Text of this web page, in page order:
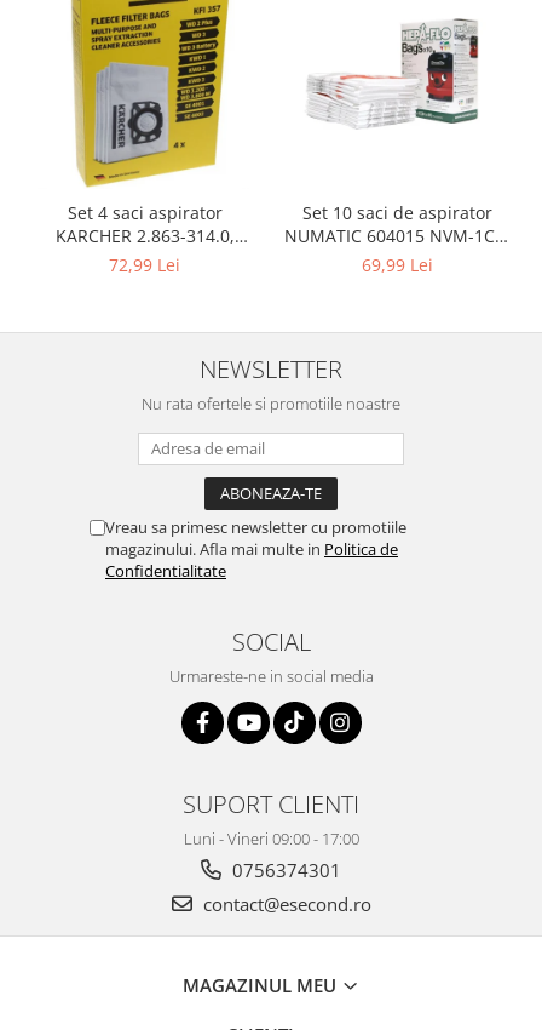
Maternitate
Petshop
Accesorii animale de companie
Castroane si adapatori animale
Igiena animale de companie
Mobila si transport animale de
companie
Zgarzi, lese si hamuri
Componente PC
Desktop PC & Monitoare
Imprimante, Scanere &
Retelistica & Supraveghere
Servere, Componente & UPS
Telecomenzi garaj
Sport & Activitati in aer liber
Aparate Foto & Accesorii
Audio HI-FI & Profesionale
Camere video si sport
Set 4 saci aspirator
KARCHER 2.863-314.0,
compatibil cu WD, KWD, SE
72,99 Lei
Set 10 saci de aspirator
NUMATIC 604015 NVM-1CH,
9L
69,99 Lei
NEWSLETTER
Nu rata ofertele si promotiile noastre
Vreau sa primesc newsletter cu promotiile
magazinului. Afla mai multe in Politica de
Confidentialitate
SOCIAL
Urmareste-ne in social media
SUPORT CLIENTI
Luni - Vineri 09:00 - 17:00
0756374301
contact@esecond.ro
MAGAZINUL MEU